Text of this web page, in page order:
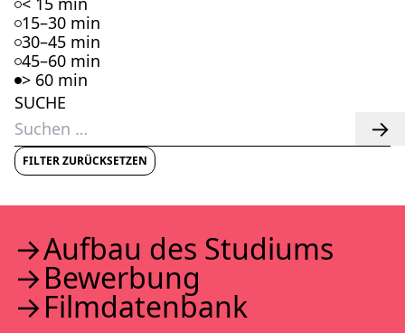
2018
2017
2016
2015
2014
2013
2012
2011
2010
2009
2006
2005
2004
2003
2002
15–30 min
30–45 min
45–60 min
> 60 min
SUCHE
Suchen
nach:
FILTER ZURÜCKSETZEN
Auf­bau des Stu­di­ums
Bewer­bung
Film­da­ten­bank